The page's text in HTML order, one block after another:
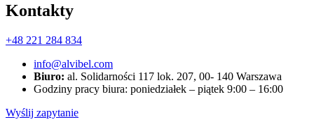
Kontakty
+48 221 284 834
info@alvibel.com
Biuro: al. Solidarności 117 lok. 207, 00- 140 Warszawa
Godziny pracy biura: poniedziałek – piątek 9:00 – 16:00
Wyślij zapytanie